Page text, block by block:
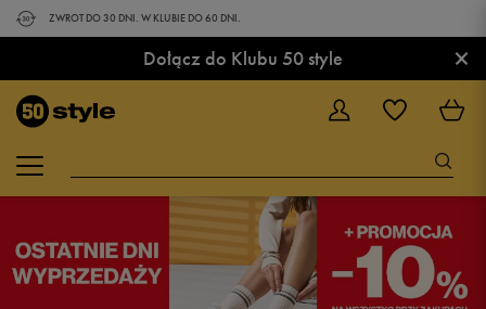
ZWROT DO 30 DNI. W KLUBIE DO 60 DNI.
Dołącz do Klubu 50 style ×